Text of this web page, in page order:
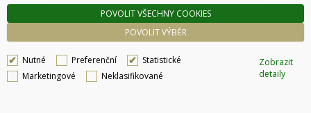
POVOLIT VÝBĚR
POVOLIT VŠECHNY COOKIES
Nutné Preferenční
Statistické
Marketingové
Neklasifikované
Zobrazit
detaily